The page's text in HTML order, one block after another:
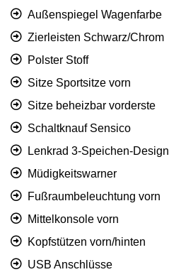
Außenspiegel Wagenfarbe
Zierleisten Schwarz/Chrom
Polster Stoff
Sitze Sportsitze vorn
Sitze beheizbar vorderste
Schaltknauf Sensico
Lenkrad 3-Speichen-Design
Müdigkeitswarner
Fußraumbeleuchtung vorn
Mittelkonsole vorn
Kopfstützen vorn/hinten
USB Anschlüsse